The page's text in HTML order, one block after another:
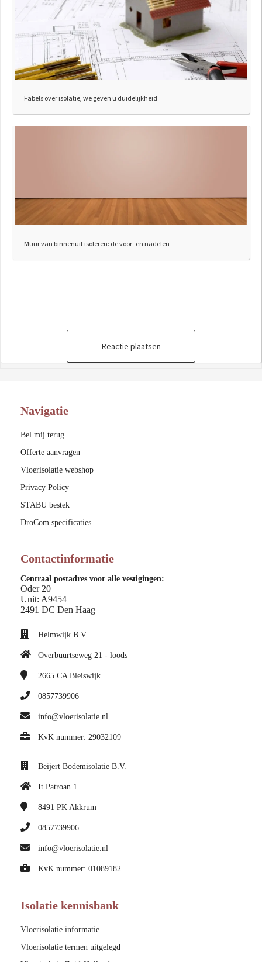
Fabels over isolatie, we geven u duidelijkheid
Muur van binnenuit isoleren: de voor- en nadelen
Reactie plaatsen
Navigatie
Bel mij terug
Offerte aanvragen
Vloerisolatie webshop
Privacy Policy
STABU bestek
DroCom specificaties
Contactinformatie
Centraal postadres voor alle vestigingen:
Oder 20
Unit: A9454
2491 DC Den Haag
Helmwijk B.V.
Overbuurtseweg 21 - loods
2665 CA Bleiswijk
0857739906
info@vloerisolatie.nl
KvK nummer: 29032109
Beijert Bodemisolatie B.V.
It Patroan 1
8491 PK Akkrum
0857739906
info@vloerisolatie.nl
KvK nummer: 01089182
Isolatie kennisbank
Vloerisolatie informatie
Vloerisolatie termen uitgelegd